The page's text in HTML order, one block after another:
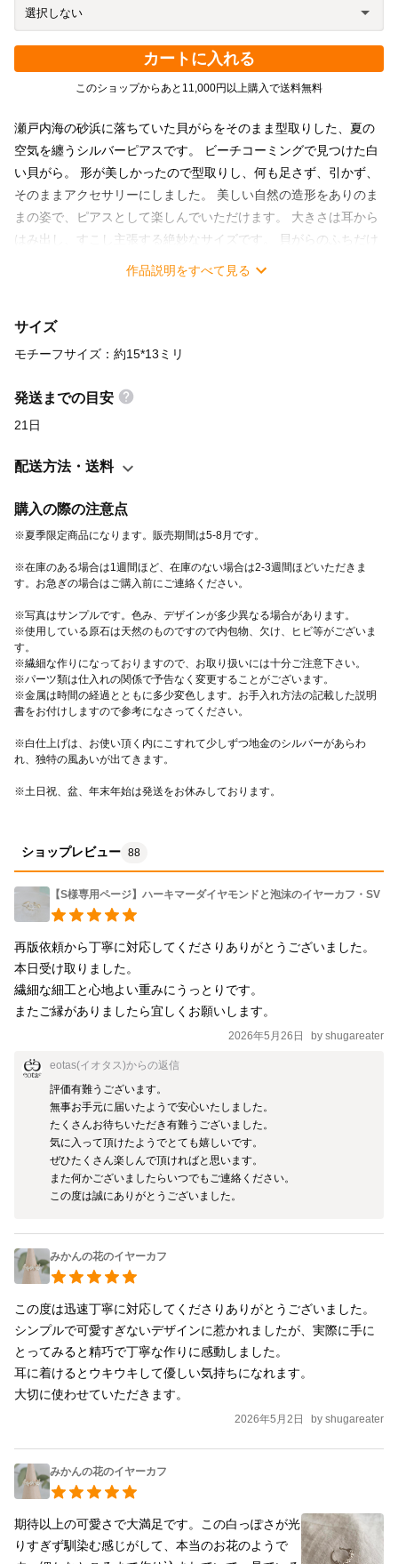
カートに入れる
このショップからあと11,000円以上購入で送料無料
瀬戸内海の砂浜に落ちていた貝がらをそのまま型取りした、夏の
空気を纏うシルバーピアスです。 ビーチコーミングで見つけた白
い貝がら。 形が美しかったので型取りし、何も足さず、引かず、
そのままアクセサリーにしました。 美しい自然の造形をありのま
まの姿で、ピアスとして楽しんでいただけます。 大きさは耳から
はみ出し、すこし主張する絶妙なサイズです。 貝がらのふちだけ
磨いてメリハリを付けています。 素材はsilverですが白仕上げとい
の開襟シャツなど、夏を楽しむお洋服と相性が良いと思います。
着けるだけで青い海を思い出させるような、今にも波の音が聞こ
りの貝パールを使っており、後ろや横からちらりと貝パールキャ
ッチが見えるのが可愛いです。 （貝パールとは本物を追求した人
然貝核"が用いられています。自然な輝きが魅力です。） モチー
季限定商品になります。販売期間は5-8月になります。 ●同シリー
ズの貝がらネックレスもございます。 せとうちの貝がらネックレ
キャッチ モチーフサイズ：約15*13ミリ ※白仕上げは、お使い頂
いが出てきます。 ----------------------------- 〈setouchiシリーズ〉
「せとうちを身につける」というコンセプトで作っているシリー
ズです。 瀬戸内海の自然や建造物などをモチーフにし、せとうち
のイメージを楽しんで頂けるアイテムを作っています。 ------------
-----------------
作品説明をすべて見る
サイズ
モチーフサイズ：約15*13ミリ
発送までの目安
21日
配送方法・送料
購入の際の注意点
※夏季限定商品になります。販売期間は5-8月です。
※在庫のある場合は1週間ほど、在庫のない場合は2-3週間ほどいただきま
す。お急ぎの場合はご購入前にご連絡ください。
※写真はサンプルです。色み、デザインが多少異なる場合があります。
※使用している原石は天然のものですので内包物、欠け、ヒビ等がございま
す。
※繊細な作りになっておりますので、お取り扱いには十分ご注意下さい。
※パーツ類は仕入れの関係で予告なく変更することがございます。
※金属は時間の経過とともに多少変色します。お手入れ方法の記載した説明
書をお付けしますので参考になさってください。
※白仕上げは、お使い頂く内にこすれて少しずつ地金のシルバーがあらわ
れ、独特の風あいが出てきます。
※土日祝、盆、年末年始は発送をお休みしております。
ショップレビュー 88
【S様専用ページ】ハーキマーダイヤモンドと泡沫のイヤーカフ・SV
再版依頼から丁寧に対応してくださりありがとうございました。
本日受け取りました。
繊細な細工と心地よい重みにうっとりです。
またご縁がありましたら宜しくお願いします。
2026年5月26日 by shugareater
eotas(イオタス)からの返信
評価有難うございます。
無事お手元に届いたようで安心いたしました。
たくさんお待ちいただき有難うございました。
気に入って頂けたようでとても嬉しいです。
ぜひたくさん楽しんで頂ければと思います。
また何かございましたらいつでもご連絡ください。
この度は誠にありがとうございました。
みかんの花のイヤーカフ
この度は迅速丁寧に対応してくださりありがとうございました。
シンプルで可愛すぎないデザインに惹かれましたが、実際に手に
とってみると精巧で丁寧な作りに感動しました。
耳に着けるとウキウキして優しい気持ちになれます。
2026年5月2日 by shugareater
みかんの花のイヤーカフ
期待以上の可愛さで大満足です。この白っぽさが光
りすぎず馴染む感じがして、本当のお花のようで